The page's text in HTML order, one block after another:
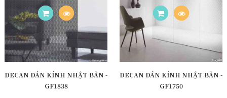
DECAN DÁN KÍNH NHẬT BẢN -
GF1838
DECAN DÁN KÍNH NHẬT BẢN -
GF1750